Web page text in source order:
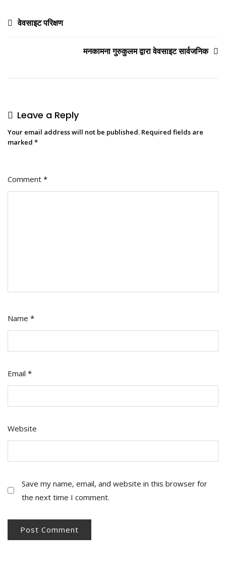
वेवसाइट परिक्षण
मनकामना गुरुकुलम द्वारा वेवसाइट सार्वजनिक
Leave a Reply
Your email address will not be published. Required fields are
marked *
Comment *
Name *
Email *
Website
Save my name, email, and website in this browser for
the next time I comment.